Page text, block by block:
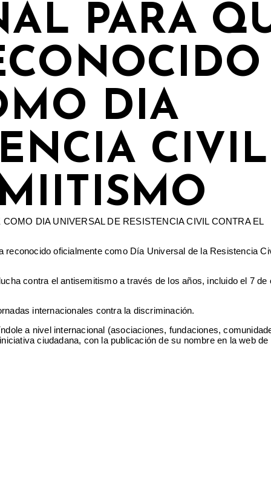
PARA
DIA
CIVIL
oficialmente como Día Universal de la Resistencia
contra el antisemitismo a través de los años, incluido el 7 de
internacionales contra la discriminación.
a nivel internacional (asociaciones, fundaciones,
ciudadana, con la publicación de su nombre en la web de